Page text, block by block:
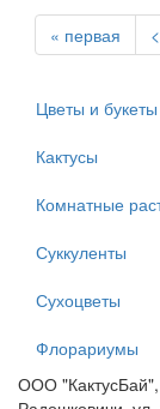
« первая <
Цветы и букеты
Кактусы
Комнатные
Суккуленты
Сухоцветы
Флорариумы
ООО